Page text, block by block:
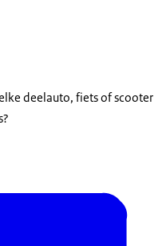
deelauto, fiets of scooter